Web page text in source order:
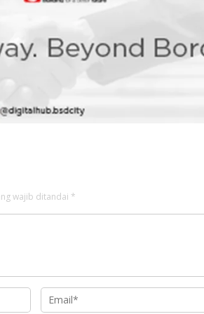
wajib ditandai *